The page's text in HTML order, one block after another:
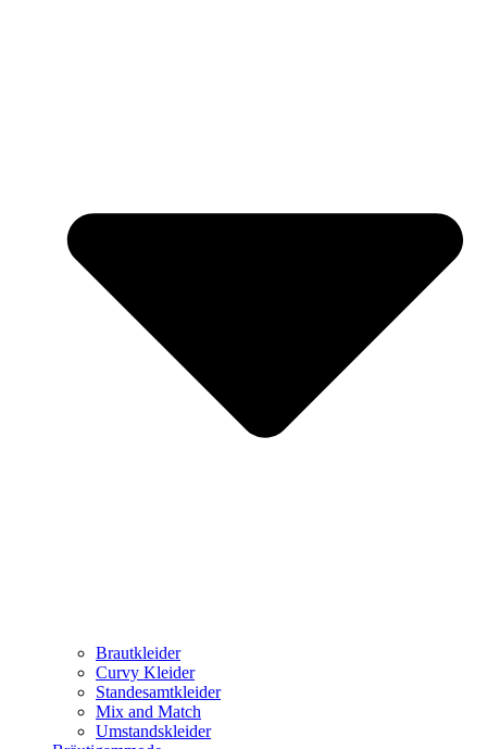
Brautkleider
Curvy Kleider
Standesamtkleider
Mix and Match
Umstandskleider